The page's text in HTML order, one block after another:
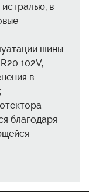
в
шины
102V,
в
благодаря